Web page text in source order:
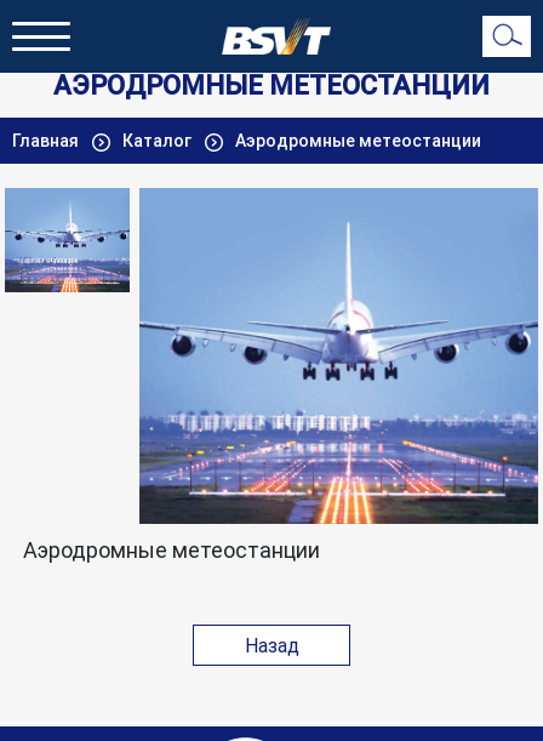
АЭРОДРОМНЫЕ МЕТЕОСТАНЦИИ
Главная Каталог Аэродромные метеостанции
Аэродромные метеостанции
Назад